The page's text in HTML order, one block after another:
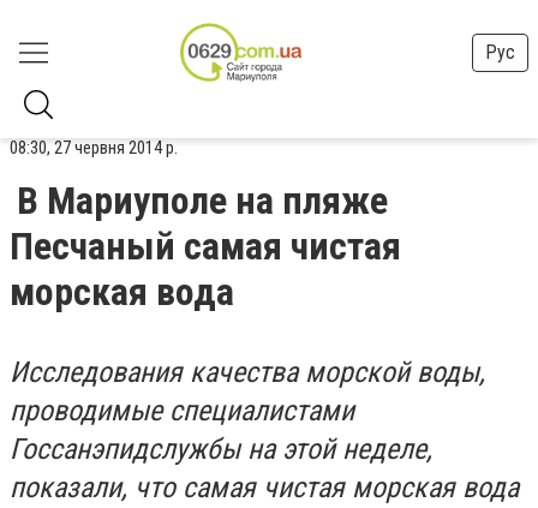
Рус
08:30, 27 червня 2014 р.
В Мариуполе на пляже
Песчаный самая чистая
морская вода
Исследования качества морской воды,
проводимые специалистами
Госсанэпидслужбы на этой неделе,
показали, что самая чистая морская вода